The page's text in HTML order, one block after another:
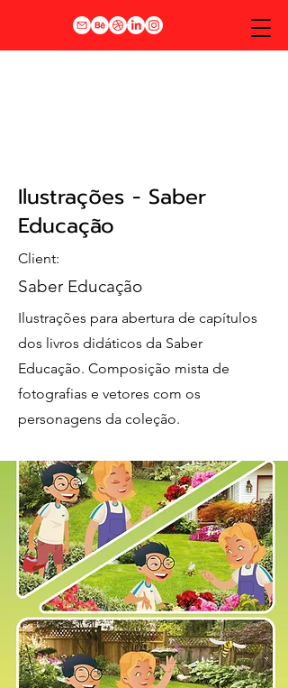
Ilustrações - Saber
Educação
Client:
Saber Educação
Ilustrações para abertura de capítulos
dos livros didáticos da Saber
Educação. Composição mista de
fotografias e vetores com os
personagens da coleção.